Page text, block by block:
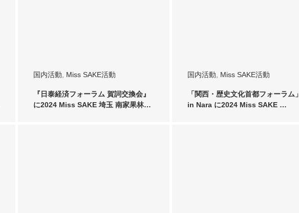
国内活動 Miss SAKE活動
『日泰経済フォーラム 賀詞交換会』
に2024 Miss SAKE 埼玉 南家果林…
国内活動 Miss SAKE活動
「関西・歴史文化首都フォーラム」
in Nara に2024 Miss SAKE …